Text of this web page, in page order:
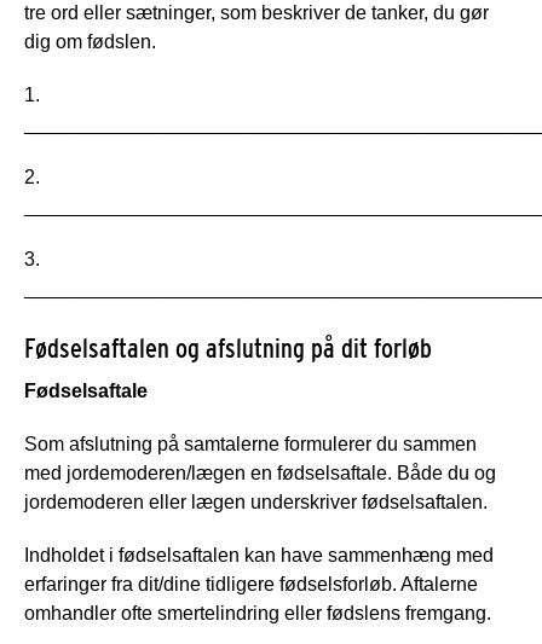
tre ord eller sætninger, som beskriver de tanker, du gør
dig om fødslen.
1.
2.
3.
Fødselsaftalen og afslutning på dit forløb
Fødselsaftale
Som afslutning på samtalerne formulerer du sammen
med jordemoderen/lægen en fødselsaftale. Både du og
jordemoderen eller lægen underskriver fødselsaftalen.
Indholdet i fødselsaftalen kan have sammenhæng med
erfaringer fra dit/dine tidligere fødselsforløb. Aftalerne
omhandler ofte smertelindring eller fødslens fremgang.